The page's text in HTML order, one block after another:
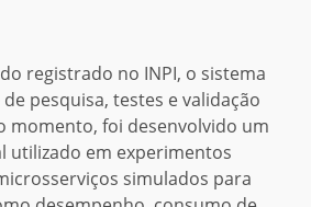
registrado no INPI, o sistema
pesquisa, testes e validação
momento, foi desenvolvido um
utilizado em experimentos
simulados para